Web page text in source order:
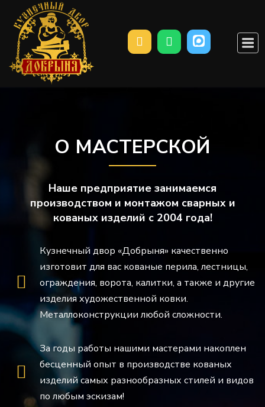
Перейти
содержанию
О МАСТЕРСКОЙ
Наше предприятие занимаемся
производством и монтажом сварных и
кованых изделий с 2004 года!
Кузнечный двор «Добрыня» качественно
изготовит для вас кованые перила, лестницы,
ограждения, ворота, калитки, а также и другие
изделия художественной ковки.
Металлоконструкции любой сложности.
За годы работы нашими мастерами накоплен
бесценный опыт в производстве кованых
изделий самых разнообразных стилей и видов
по любым эскизам!